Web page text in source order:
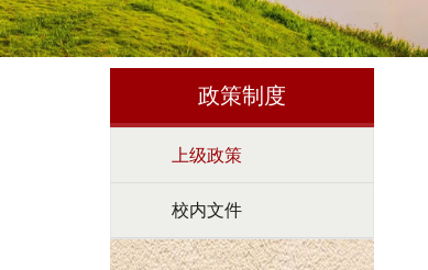
政策制度
上级政策
校内文件